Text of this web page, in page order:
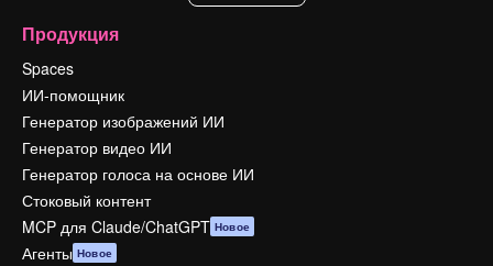
Продукция
Spaces
ИИ-помощник
Генератор изображений ИИ
Генератор видео ИИ
Генератор голоса на основе ИИ
Стоковый контент
MCP для Claude/ChatGPT Новое
Агенты Новое